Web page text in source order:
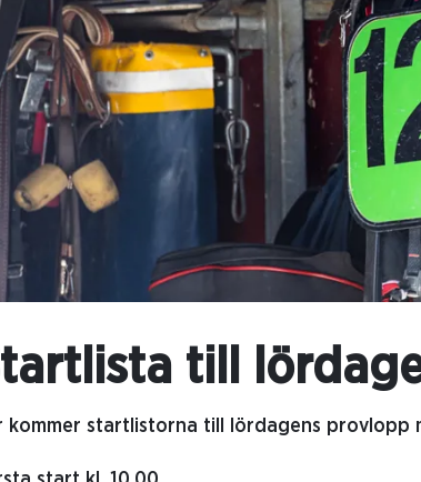
till
kommer startlistorna till lördagens provlopp